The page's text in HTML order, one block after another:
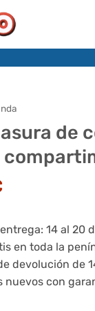
de
14 al 20
en toda la
devolución de
nuevos con